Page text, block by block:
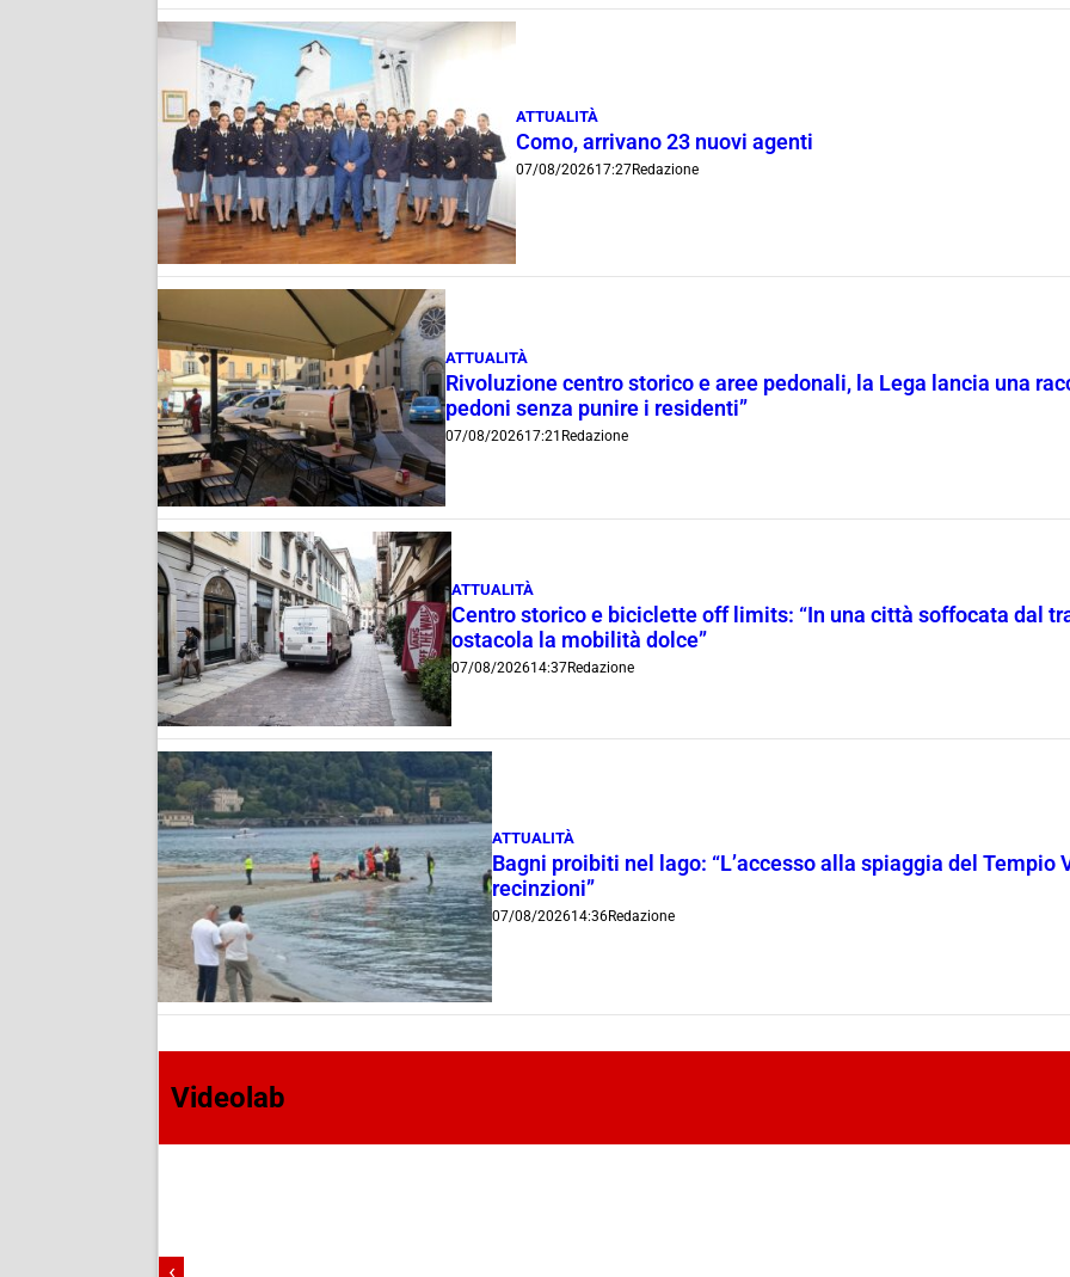
ATTUALITÀ
Como, arrivano 23 nuovi agenti
07/08/202617:27Redazione
ATTUALITÀ
Rivoluzione centro storico e aree pedonali, la Lega lancia una
pedoni senza punire i residenti”
07/08/202617:21 Redazione
ATTUALITÀ
Centro storico e biciclette off limits: “In una città soffocata dal
ostacola la mobilità dolce”
07/08/202614:37Redazione
ATTUALITÀ
Bagni proibiti nel lago: “L’accesso alla spiaggia del
recinzioni”
07/08/202614:36Redazione
Videolab